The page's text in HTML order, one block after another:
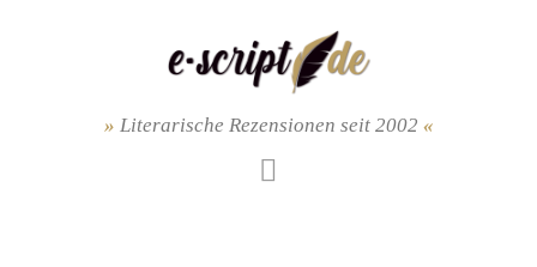
Literarische Rezensionen seit 2002